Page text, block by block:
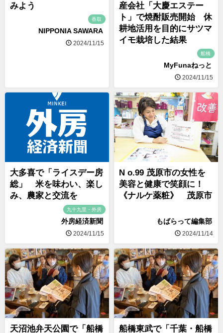
みよう
香取
NIPPONIA SAWARA
2024/11/15
産会社「大慶エステー
ト」で焼酎販売開始 休
耕地活用を目的にサツマ
イモ栽培した結果
船橋
MyFunaねっと
2024/11/15
大多喜で「ライスデー房
総」 米を味わい、楽し
み、農家と交流を
九十九里・外房
外房経済新聞
2024/11/15
N o.99 茂原市の女性を
美容と健康で笑顔に！
《ナルケ薬粧》 茂原市
もばらって編集部
2024/11/14
天沼池弁天公園で「船橋 船橋東武で「千葉・船橋